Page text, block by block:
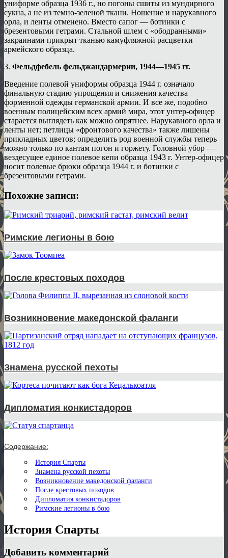
униформе образца 1936 г., но погоны сшиты из мундирного
сукна, а не из темно-зеленой ткани. Ношение и нарукавного
орла, и ленты отменено. Вместо сапог — ботинки с
брезентовыми гетрами. Стальной шлем с «ободранными»
закраинами прикрыт тканью камуфляжной расцветки
армейского образца.
3. Фельдфебель фельджандармерии, 1944—1945 гг.
Введение полевой униформы образца 1944 г. означало
финальную стадию упрощения и снижения качества
форменной одежды германской армии. И все же, подобно
военным полицейским всех армий мира, этот унтер-офицер
старается выглядеть как можно опрятнее. Нарукавного орла и
ленты нет; петлицы «фронтового качества» также лишены
прикладных цветов; определить род военной службы теперь
можно только по кантам погон и горжету. Головной убор —
вездесущее единое полевое кепи образца 1943 г. Унтер-офицер
носит полевые брюки образца 1944 г. и ботинки с
брезентовыми гетрами.
Похожие записи:
Римские легионы в бою
После крестовых походов
Возникновение македонской фаланги
Знамена русской пехоты
Дипломатия конкистадоров
Содержание:
История Спарты
Знамена русской пехоты
Возникновение македонской фаланги
После крестовых походов
Дипломатия конкистадоров
Римские легионы в бою
История Спарты
Добавить комментарий